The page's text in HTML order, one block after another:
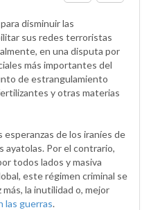
disminuir las
sus redes terroristas
en una disputa por
más importantes del
de estrangulamiento
y otras materias
esperanzas de los iraníes de
ayatolas. Por el contrario,
todos lados y masiva
este régimen criminal se
la inutilidad o, mejor
las guerras.